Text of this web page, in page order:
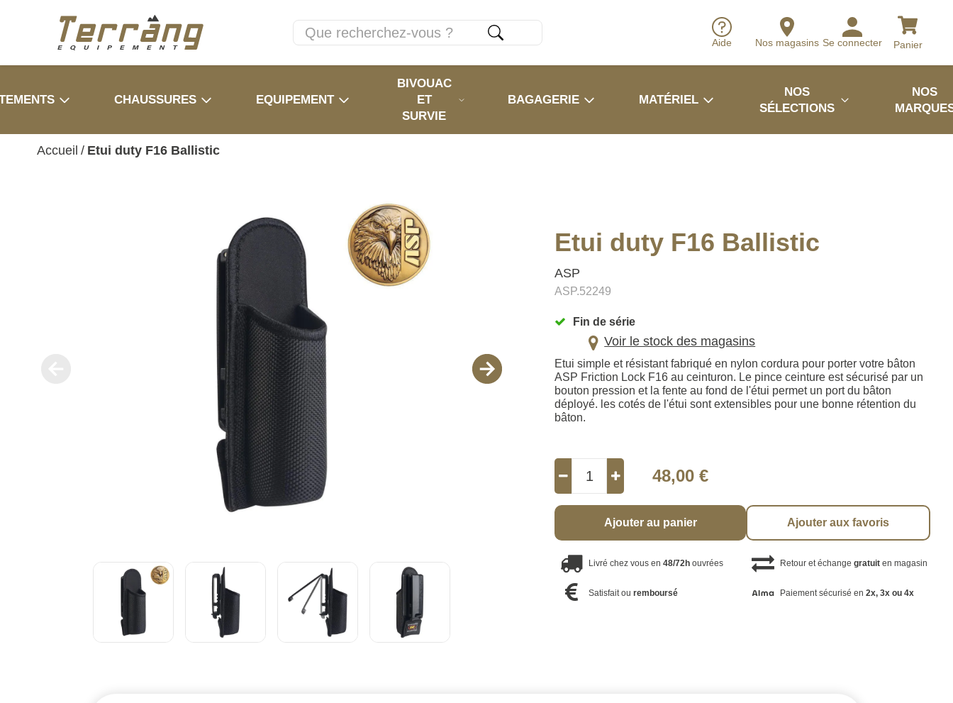
Aide Nos magasins Se connecter Panier
CHAUSSURES EQUIPEMENT
BIVOUAC
ET
SURVIE
BAGAGERIE MATÉRIEL
NOS
SÉLECTIONS
NOS
Accueil / Etui duty F16 Ballistic
Etui duty F16 Ballistic
ASP
ASP.52249
Fin de série
Voir le stock des magasins
Etui simple et résistant fabriqué en nylon cordura pour porter votre bâton
ASP Friction Lock F16 au ceinturon. Le pince ceinture est sécurisé par un
bouton pression et la fente au fond de l'étui permet un port du bâton
déployé. les cotés de l'étui sont extensibles pour une bonne rétention du
bâton.
48,00 €
Ajouter au panier Ajouter aux favoris
Livré chez vous en48/72h ouvrées Retour et échange gratuiten magasin
Satisfait ouremboursé Paiement sécurisé en 2x, 3x ou 4x